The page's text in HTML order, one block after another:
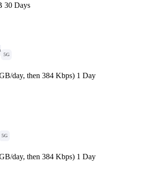
30 Days
5G
day, then 384 Kbps) 1 Day
5G
day, then 384 Kbps) 1 Day